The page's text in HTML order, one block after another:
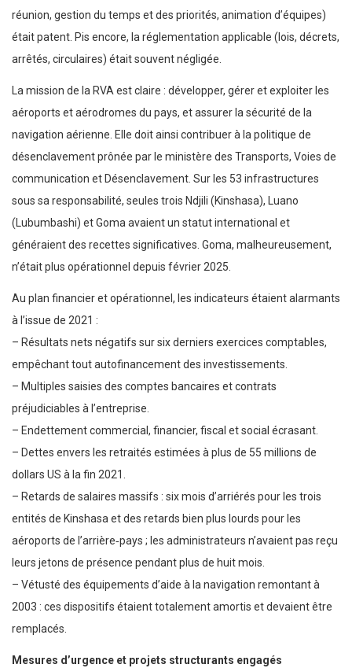
réunion, gestion du temps et des priorités, animation d’équipes)
était patent. Pis encore, la réglementation applicable (lois, décrets,
arrêtés, circulaires) était souvent négligée.
La mission de la RVA est claire : développer, gérer et exploiter les
aéroports et aérodromes du pays, et assurer la sécurité de la
navigation aérienne. Elle doit ainsi contribuer à la politique de
désenclavement prônée par le ministère des Transports, Voies de
communication et Désenclavement. Sur les 53 infrastructures
sous sa responsabilité, seules trois Ndjili (Kinshasa), Luano
(Lubumbashi) et Goma avaient un statut international et
généraient des recettes significatives. Goma, malheureusement,
n’était plus opérationnel depuis février 2025.
Au plan financier et opérationnel, les indicateurs étaient alarmants
à l’issue de 2021 :
– Résultats nets négatifs sur six derniers exercices comptables,
empêchant tout autofinancement des investissements.
– Multiples saisies des comptes bancaires et contrats
préjudiciables à l’entreprise.
– Endettement commercial, financier, fiscal et social écrasant.
– Dettes envers les retraités estimées à plus de 55 millions de
dollars US à la fin 2021.
– Retards de salaires massifs : six mois d’arriérés pour les trois
entités de Kinshasa et des retards bien plus lourds pour les
aéroports de l’arrière‑pays ; les administrateurs n’avaient pas reçu
leurs jetons de présence pendant plus de huit mois.
– Vétusté des équipements d’aide à la navigation remontant à
2003 : ces dispositifs étaient totalement amortis et devaient être
remplacés.
Mesures d’urgence et projets structurants engagés